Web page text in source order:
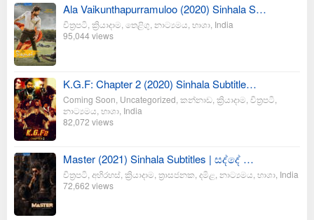
Ala Vaikunthapurramuloo (2020) Sinhala S…
චිත්‍රපටි ක්‍රියාදාම තෙළිගු නාට්‍යමය භාශා India
95,044 views
K.G.F: Chapter 2 (2020) Sinhala Subtitle…
Coming Soon Uncategorized කන්නාඩ ක්‍රියාදාම චිත්‍රපටි
නාට්‍යමය භාශා India
82,072 views
Master (2021) Sinhala Subtitles | සද්දේ …
චිත්‍රපටි අභිරහස් ක්‍රියාදාම ත්‍රාසජනක දමිළ නාට්‍යමය භාශා India
72,662 views